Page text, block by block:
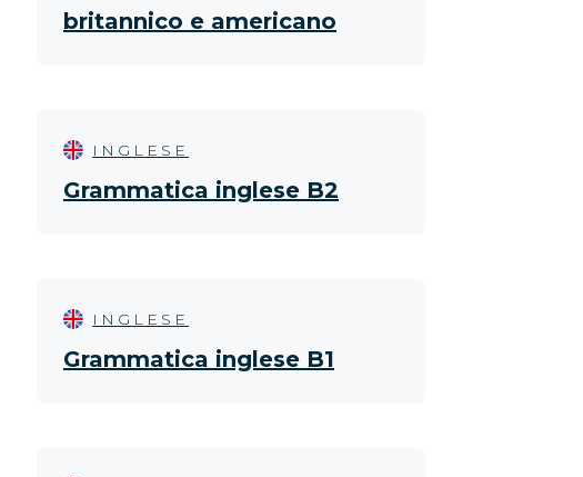
britannico e americano
INGLESE
Grammatica inglese B2
INGLESE
Grammatica inglese B1